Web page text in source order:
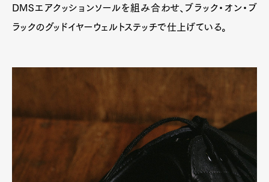
DMSエアクッションソールを組み合わせ、ブラック・オン・ブ
ラックのグッドイヤーウェルトステッチで仕上げている。